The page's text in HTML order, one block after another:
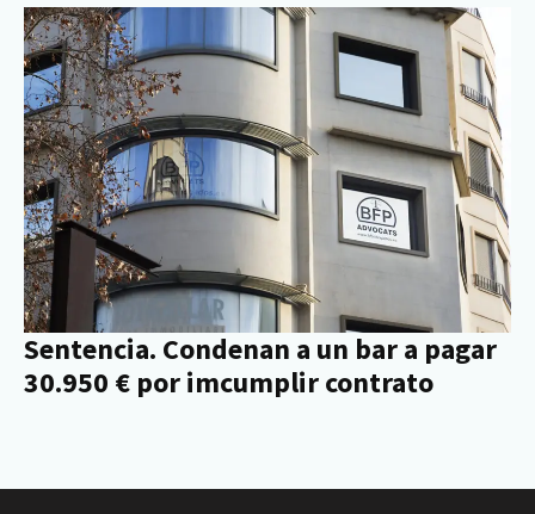
Sentencia. Condenan a un bar a pagar
30.950 € por imcumplir contrato